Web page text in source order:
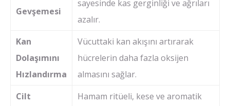
Gevşemesi
sayesinde kas gerginliği ve ağrıları
azalır.
Kan
Dolaşımını
Hızlandırma
Vücuttaki kan akışını artırarak
hücrelerin daha fazla oksijen
almasını sağlar.
Cilt
Hamam ritüeli, kese ve aromatik